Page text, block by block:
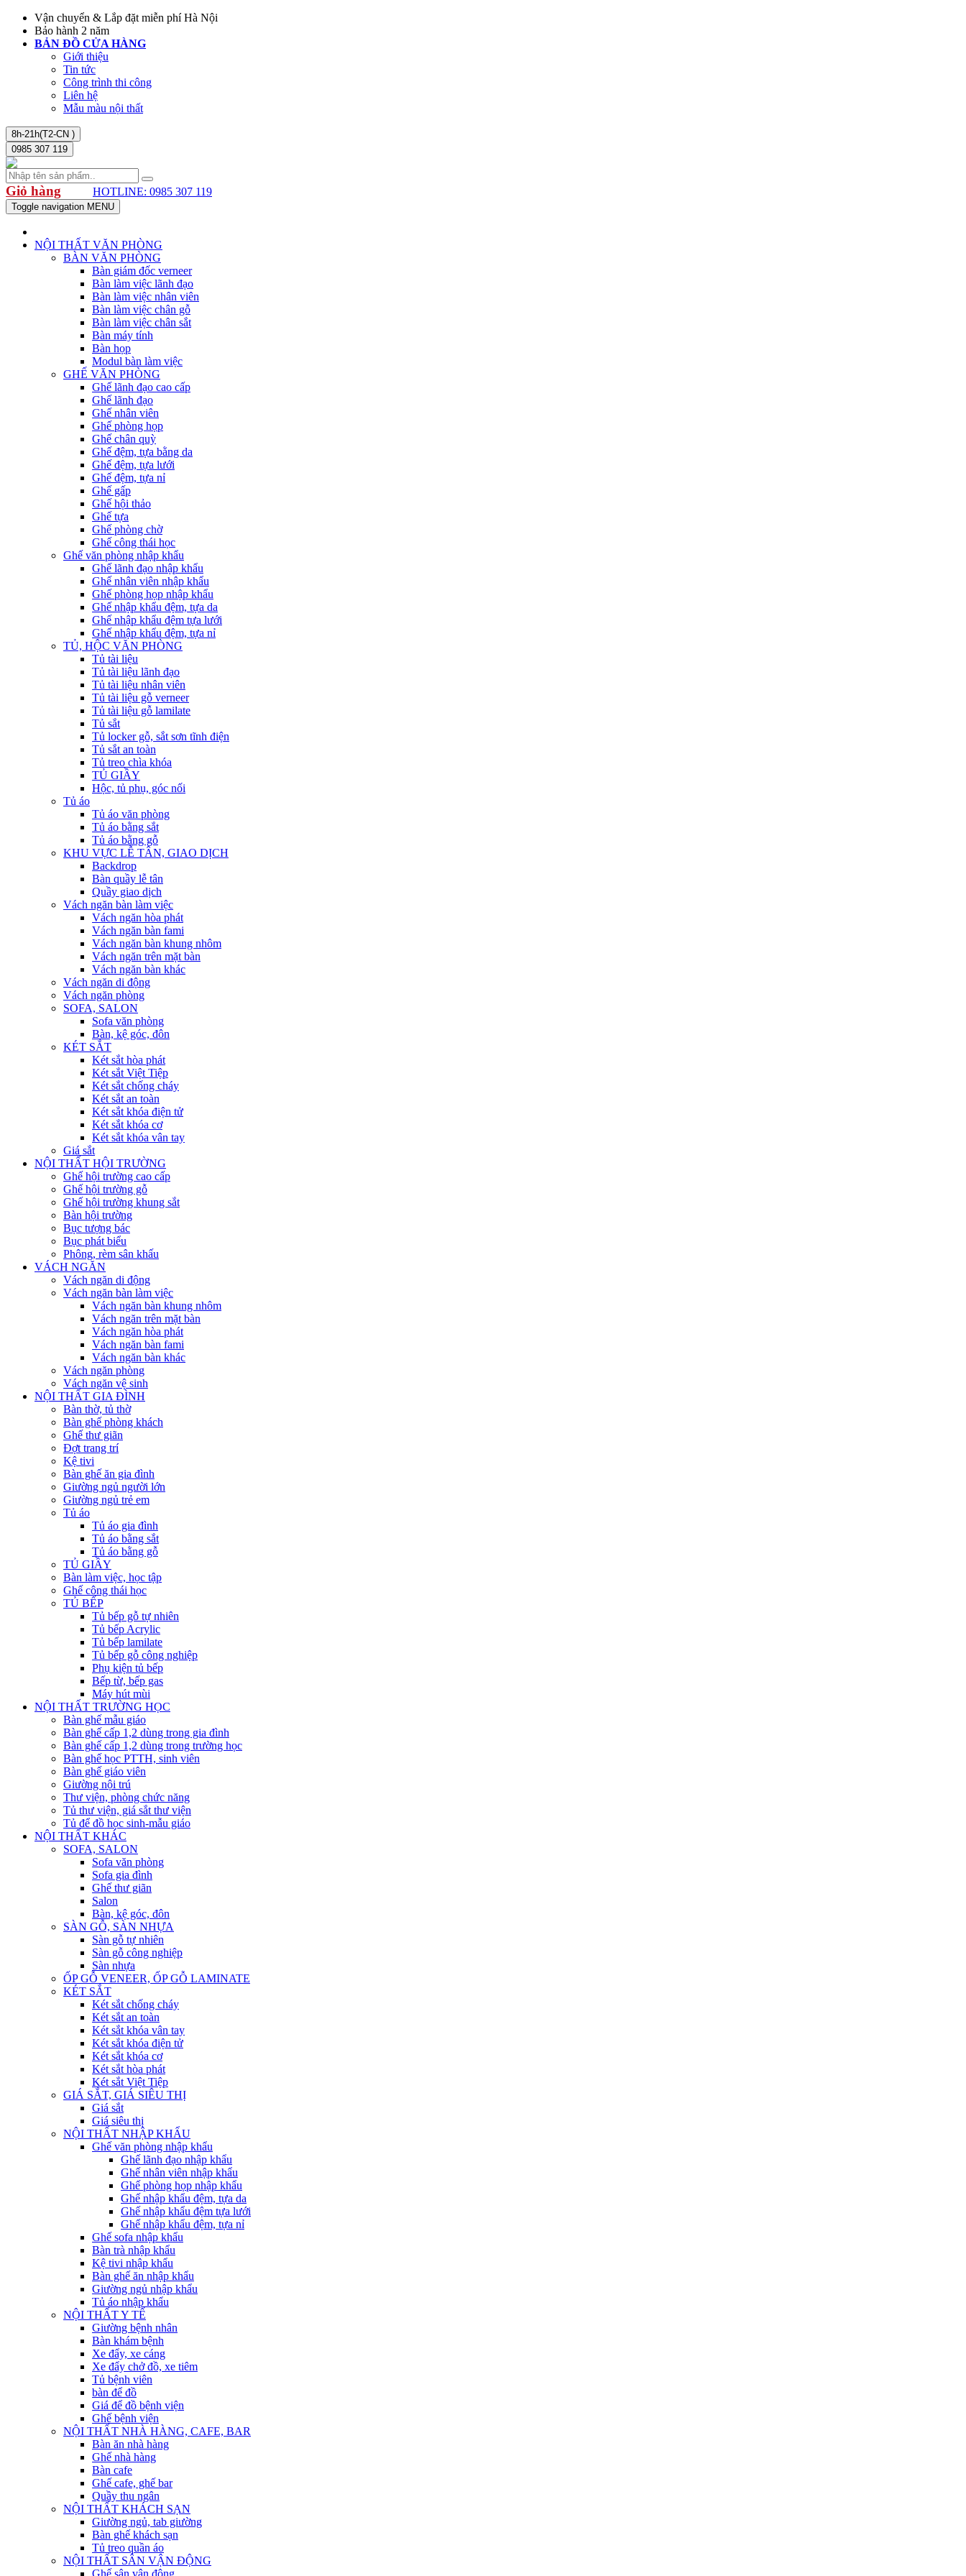
Vận chuyển & Lắp đặt miễn phí Hà Nội
Bảo hành 2 năm
BẢN ĐỒ CỬA HÀNG
Giới thiệu
Tin tức
Công trình thi công
Liên hệ
Mẫu màu nội thất
8h-21h(T2-CN )
0985 307 119
Giỏ hàng HOTLINE: 0985 307 119
Toggle navigation MENU
NỘI THẤT VĂN PHÒNG
BÀN VĂN PHÒNG
Bàn giám đốc verneer
Bàn làm việc lãnh đạo
Bàn làm việc nhân viên
Bàn làm việc chân gỗ
Bàn làm việc chân sắt
Bàn máy tính
Bàn họp
Modul bàn làm việc
GHẾ VĂN PHÒNG
Ghế lãnh đạo cao cấp
Ghế lãnh đạo
Ghế nhân viên
Ghế phòng họp
Ghế chân quỳ
Ghế đệm, tựa bằng da
Ghế đệm, tựa lưới
Ghế đệm, tựa nỉ
Ghế gấp
Ghế hội thảo
Ghế tựa
Ghế phòng chờ
Ghế công thái học
Ghế văn phòng nhập khẩu
Ghế lãnh đạo nhập khẩu
Ghế nhân viên nhập khẩu
Ghế phòng họp nhập khẩu
Ghế nhập khẩu đệm, tựa da
Ghế nhập khẩu đệm tựa lưới
Ghế nhập khẩu đệm, tựa nỉ
TỦ, HỘC VĂN PHÒNG
Tủ tài liệu
Tủ tài liệu lãnh đạo
Tủ tài liệu nhân viên
Tủ tài liệu gỗ verneer
Tủ tài liệu gỗ lamilate
Tủ sắt
Tủ locker gỗ, sắt sơn tĩnh điện
Tủ sắt an toàn
Tủ treo chìa khóa
TỦ GIẦY
Hộc, tủ phụ, góc nối
Tủ áo
Tủ áo văn phòng
Tủ áo bằng sắt
Tủ áo bằng gỗ
KHU VỰC LỄ TÂN, GIAO DỊCH
Backdrop
Bàn quầy lễ tân
Quầy giao dịch
Vách ngăn bàn làm việc
Vách ngăn hòa phát
Vách ngăn bàn fami
Vách ngăn bàn khung nhôm
Vách ngăn trên mặt bàn
Vách ngăn bàn khác
Vách ngăn di động
Vách ngăn phòng
SOFA, SALON
Sofa văn phòng
Bàn, kệ góc, đôn
KÉT SẮT
Két sắt hòa phát
Két sắt Việt Tiệp
Két sắt chống cháy
Két sắt an toàn
Két sắt khóa điện tử
Két sắt khóa cơ
Két sắt khóa vân tay
Giá sắt
NỘI THẤT HỘI TRƯỜNG
Ghế hội trường cao cấp
Ghế hội trường gỗ
Ghế hội trường khung sắt
Bàn hội trường
Bục tượng bác
Bục phát biểu
Phông, rèm sân khấu
VÁCH NGĂN
Vách ngăn di động
Vách ngăn bàn làm việc
Vách ngăn bàn khung nhôm
Vách ngăn trên mặt bàn
Vách ngăn hòa phát
Vách ngăn bàn fami
Vách ngăn bàn khác
Vách ngăn phòng
Vách ngăn vệ sinh
NỘI THẤT GIA ĐÌNH
Bàn thờ, tủ thờ
Bàn ghế phòng khách
Ghế thư giãn
Đợt trang trí
Kệ tivi
Bàn ghế ăn gia đình
Giường ngủ người lớn
Giường ngủ trẻ em
Tủ áo
Tủ áo gia đình
Tủ áo bằng sắt
Tủ áo bằng gỗ
TỦ GIẦY
Bàn làm việc, học tập
Ghế công thái học
TỦ BẾP
Tủ bếp gỗ tự nhiên
Tủ bếp Acrylic
Tủ bếp lamilate
Tủ bếp gỗ công nghiệp
Phụ kiện tủ bếp
Bếp từ, bếp gas
Máy hút mùi
NỘI THẤT TRƯỜNG HỌC
Bàn ghế mẫu giáo
Bàn ghế cấp 1,2 dùng trong gia đình
Bàn ghế cấp 1,2 dùng trong trường học
Bàn ghế học PTTH, sinh viên
Bàn ghế giáo viên
Giường nội trú
Thư viện, phòng chức năng
Tủ thư viện, giá sắt thư viện
Tủ để đồ học sinh-mẫu giáo
NỘI THẤT KHÁC
SOFA, SALON
Sofa văn phòng
Sofa gia đình
Ghế thư giãn
Salon
Bàn, kệ góc, đôn
SÀN GỖ, SÀN NHỰA
Sàn gỗ tự nhiên
Sàn gỗ công nghiệp
Sàn nhựa
ỐP GỖ VENEER, ỐP GỖ LAMINATE
KÉT SẮT
Két sắt chống cháy
Két sắt an toàn
Két sắt khóa vân tay
Két sắt khóa điện tử
Két sắt khóa cơ
Két sắt hòa phát
Két sắt Việt Tiệp
GIÁ SẮT, GIÁ SIÊU THỊ
Giá sắt
Giá siêu thị
NỘI THẤT NHẬP KHẨU
Ghế văn phòng nhập khẩu
Ghế lãnh đạo nhập khẩu
Ghế nhân viên nhập khẩu
Ghế phòng họp nhập khẩu
Ghế nhập khẩu đệm, tựa da
Ghế nhập khẩu đệm tựa lưới
Ghế nhập khẩu đệm, tựa nỉ
Ghế sofa nhập khẩu
Bàn trà nhập khẩu
Kệ tivi nhập khẩu
Bàn ghế ăn nhập khẩu
Giường ngủ nhập khẩu
Tủ áo nhập khẩu
NỘI THẤT Y TẾ
Giường bệnh nhân
Bàn khám bệnh
Xe đẩy, xe cáng
Xe đẩy chở đồ, xe tiêm
Tủ bệnh viên
bàn để đồ
Giá để đồ bệnh viện
Ghế bệnh viện
NỘI THẤT NHÀ HÀNG, CAFE, BAR
Bàn ăn nhà hàng
Ghế nhà hàng
Bàn cafe
Ghế cafe, ghế bar
Quầy thu ngân
NỘI THẤT KHÁCH SẠN
Giường ngủ, tab giường
Bàn ghế khách sạn
Tủ treo quần áo
NỘI THẤT SÂN VẬN ĐỘNG
Ghế sân vận động